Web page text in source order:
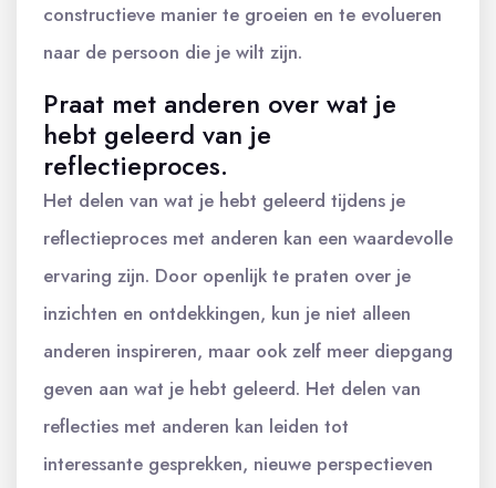
constructieve manier te groeien en te evolueren
naar de persoon die je wilt zijn.
Praat met anderen over wat je
hebt geleerd van je
reflectieproces.
Het delen van wat je hebt geleerd tijdens je
reflectieproces met anderen kan een waardevolle
ervaring zijn. Door openlijk te praten over je
inzichten en ontdekkingen, kun je niet alleen
anderen inspireren, maar ook zelf meer diepgang
geven aan wat je hebt geleerd. Het delen van
reflecties met anderen kan leiden tot
interessante gesprekken, nieuwe perspectieven